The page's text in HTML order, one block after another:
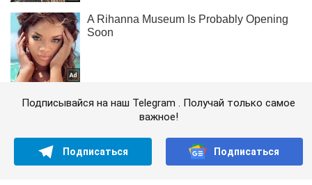
Подписывайся на наш Telegram . Получай только самое
важное!
Подписаться Подписаться